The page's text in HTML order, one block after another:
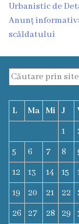
Consiliul
Secretar
online
Urbanistic de
Anunț
scăldatului
L Ma Mi J
1
5
6 7 8
12
13 14 15
19
20 21 22
26
27 28 29